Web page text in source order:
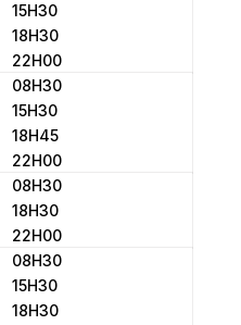
15H30
18H30
22H00
08H30
15H30
18H45
22H00
08H30
18H30
22H00
08H30
15H30
18H30